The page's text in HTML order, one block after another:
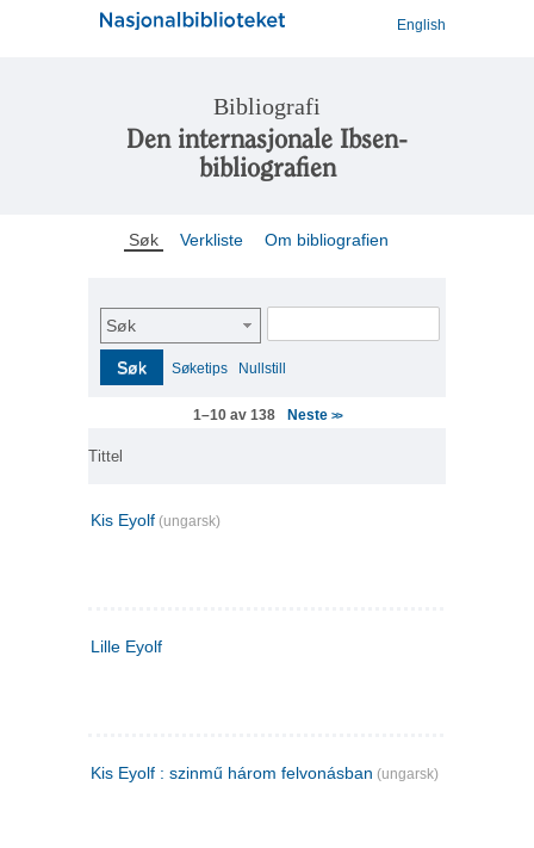
English
Bibliografi
Den internasjonale Ibsen-
bibliografien
Søk Verkliste Om bibliografien
Søk
Søk Søketips Nullstill
1–10 av 138 Neste >>
Tittel
Kis Eyolf (ungarsk)
Lille Eyolf
Kis Eyolf : szinmű három felvonásban (ungarsk)